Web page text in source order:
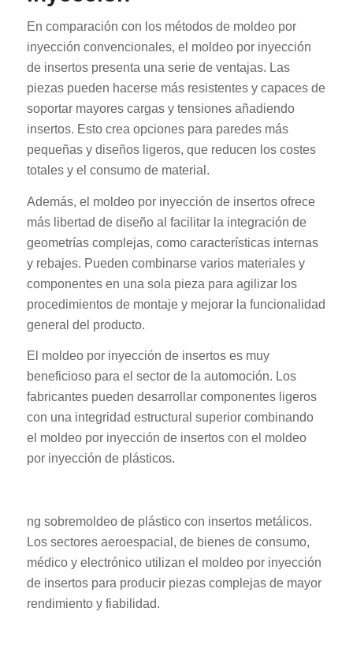
En comparación con los métodos de moldeo por
inyección convencionales, el moldeo por inyección
de insertos presenta una serie de ventajas. Las
piezas pueden hacerse más resistentes y capaces de
soportar mayores cargas y tensiones añadiendo
insertos. Esto crea opciones para paredes más
pequeñas y diseños ligeros, que reducen los costes
totales y el consumo de material.
Además, el moldeo por inyección de insertos ofrece
más libertad de diseño al facilitar la integración de
geometrías complejas, como características internas
y rebajes. Pueden combinarse varios materiales y
componentes en una sola pieza para agilizar los
procedimientos de montaje y mejorar la funcionalidad
general del producto.
El moldeo por inyección de insertos es muy
beneficioso para el sector de la automoción. Los
fabricantes pueden desarrollar componentes ligeros
con una integridad estructural superior combinando
el moldeo por inyección de insertos con el moldeo
por inyección de plásticos.
ng sobremoldeo de plástico con insertos metálicos.
Los sectores aeroespacial, de bienes de consumo,
médico y electrónico utilizan el moldeo por inyección
de insertos para producir piezas complejas de mayor
rendimiento y fiabilidad.